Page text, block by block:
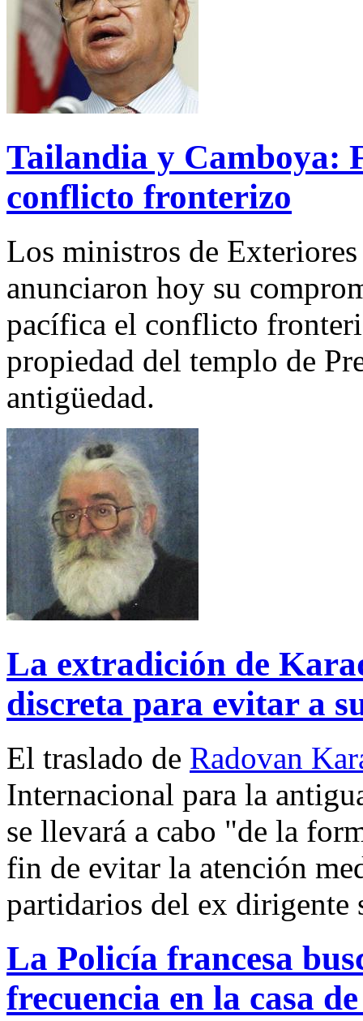
Tailandia y Camboya:
conflicto fronterizo
Los ministros de
anunciaron hoy su
pacífica el conflicto
propiedad del templo de
antigüedad.
La extradición de
discreta para evitar a
El traslado de Radovan
Internacional para la
se llevará a cabo "de la
fin de evitar la atención
partidarios del ex dirigente
La Policía francesa
frecuencia en la casa